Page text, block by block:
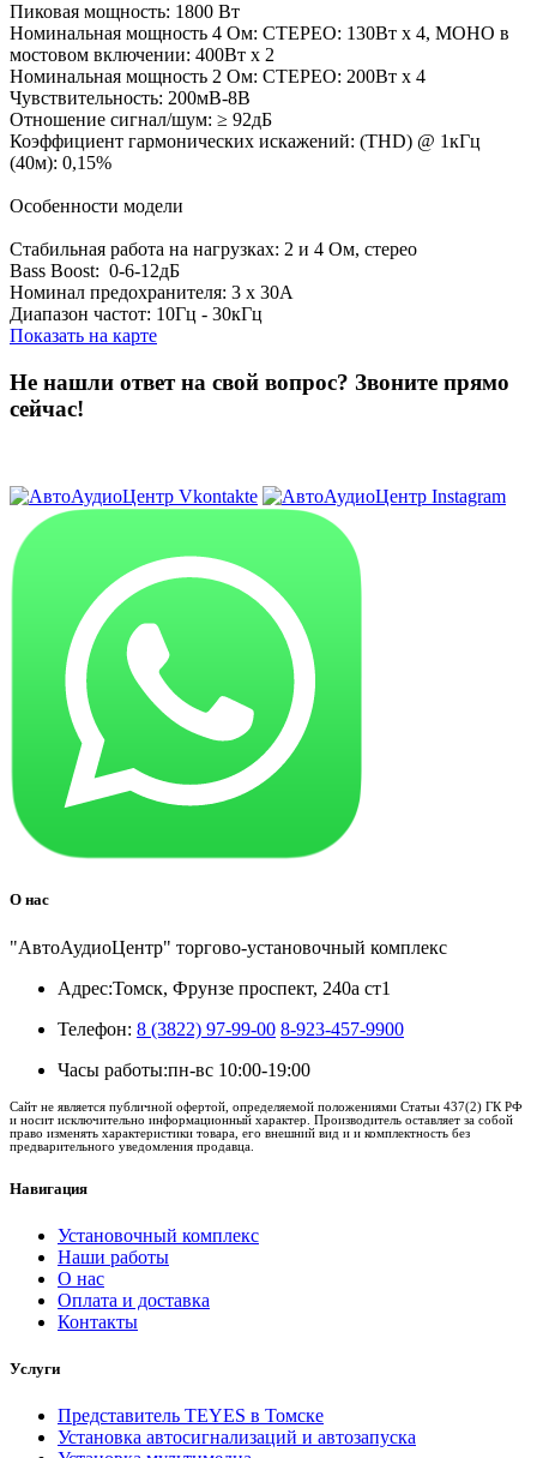
Пиковая мощность: 1800 Вт
Номинальная мощность 4 Ом: СТЕРЕО: 130Вт х 4, МОНО в
мостовом включении: 400Вт х 2
Номинальная мощность 2 Ом: СТЕРЕО: 200Вт х 4
Чувствительность: 200мВ-8В
Отношение сигнал/шум: ≥ 92дБ
Коэффициент гармонических искажений: (THD) @ 1кГц
(40м): 0,15%
Особенности модели
Стабильная работа на нагрузках: 2 и 4 Ом, стерео
Bass Boost: 0-6-12дБ
Номинал предохранителя: 3 х 30А
Диапазон частот: 10Гц - 30кГц
Показать на карте
Не нашли ответ на свой вопрос? Звоните прямо
сейчас!
О нас
"АвтоАудиоЦентр" торгово-установочный комплекс
Адрес:Томск, Фрунзе проспект, 240а ст1
Телефон: 8 (3822) 97-99-00 8-923-457-9900
Часы работы:пн-вс 10:00-19:00
Сайт не является публичной офертой, определяемой положениями Статьи 437(2) ГК РФ
и носит исключительно информационный характер. Производитель оставляет за собой
право изменять характеристики товара, его внешний вид и и комплектность без
предварительного уведомления продавца.
Навигация
Установочный комплекс
Наши работы
О нас
Оплата и доставка
Контакты
Услуги
Представитель TEYES в Томске
Установка автосигнализаций и автозапуска